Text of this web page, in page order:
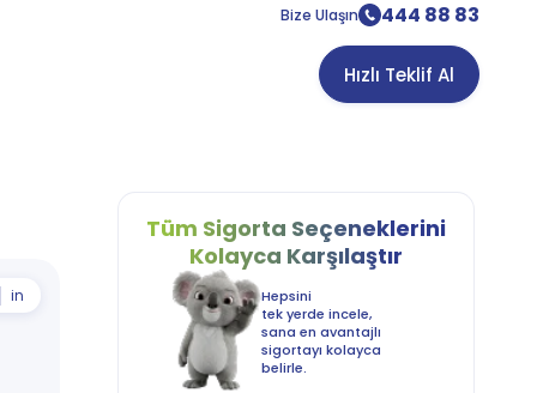
Bize Ulaşın 444 88 83
Hızlı Teklif Al
in
Tüm Sigorta Seçeneklerini
Kolayca Karşılaştır
Hepsini
tek yerde incele,
sana en avantajlı
sigortayı kolayca
belirle.